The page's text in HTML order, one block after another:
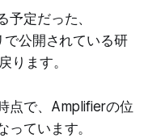
予定だった、
公開されている研
ります。
点で、Amplifierの位
ています。